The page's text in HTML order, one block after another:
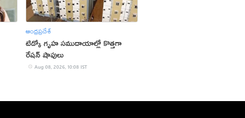
ఆంధ్రప్రదేశ్
టిడ్కో గృహ సముదాయాల్లో కొత్తగా
రేషన్ షాపులు
Aug 08, 2026, 10:08 IST